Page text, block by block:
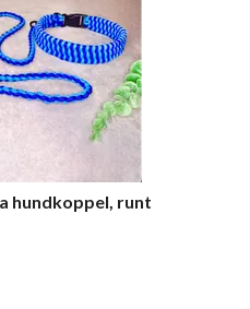
hundkoppel, runt